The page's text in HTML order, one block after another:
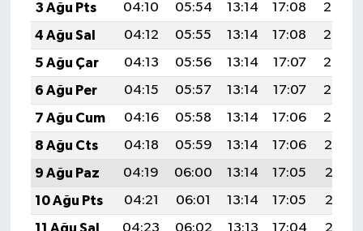
3 Ağu Pts
04:10 05:54 13:14 17:08
20:25
4 Ağu Sal
04:12 05:55 13:14 17:08
20:24
5 Ağu Çar
04:13 05:56 13:14 17:07
20:23
6 Ağu Per
04:15 05:57 13:14 17:07
20:22
7 Ağu Cum
04:16 05:58 13:14 17:06
20:20
8 Ağu Cts
04:18 05:59 13:14 17:06
20:19
9 Ağu Paz
04:19 06:00 13:14 17:05
20:18
10 Ağu Pts
04:21 06:01 13:14 17:05
20:17
11 Ağu Sal
04:23 06:02 13:13 17:04
20:15